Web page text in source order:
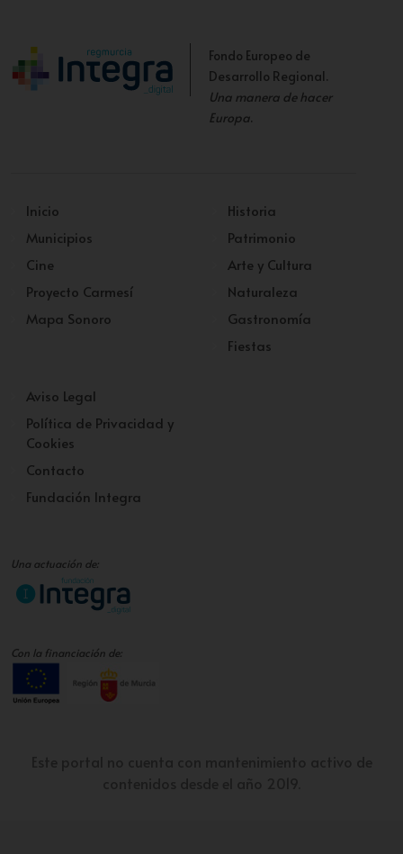
Fondo Europeo de
Desarrollo Regional.
Una manera de hacer
Europa.
Inicio
Municipios
Cine
Proyecto Carmesí
Mapa Sonoro
Historia
Patrimonio
Arte y Cultura
Naturaleza
Gastronomía
Fiestas
Aviso Legal
Política de Privacidad y
Cookies
Contacto
Fundación Integra
Una actuación de:
Con la financiación de: